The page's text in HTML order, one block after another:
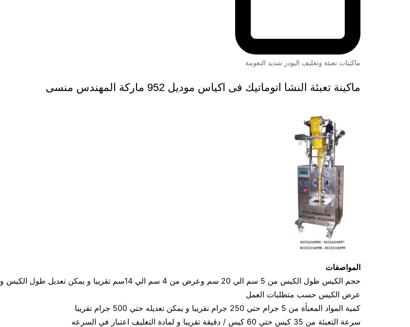
ماكينات تعبئة وتغليف البودر شديد النعومة
ماكينة تعبئة النشا اتوماتيك فى اكياس موديل 952 ماركة المهندس منسى
المواصفات
حجم الكيس طول الكيس من 5 سم الي 20 سم وعرض من 4 سم الي 14سم تقريبا و يمكن تعديل طول الكيس و
عرض الكيس حسب متطلبات العمل
كمية المواد المعبأة من 5 جرام حتي 250 جرام تقريبا و يمكن تعديله حتي 500 جرام تقريبا
سرعة التعبئة من 35 كيس حتي 60 كيس / دقيقة تقريبا و لمادة التغليف اعتبار في السرعه